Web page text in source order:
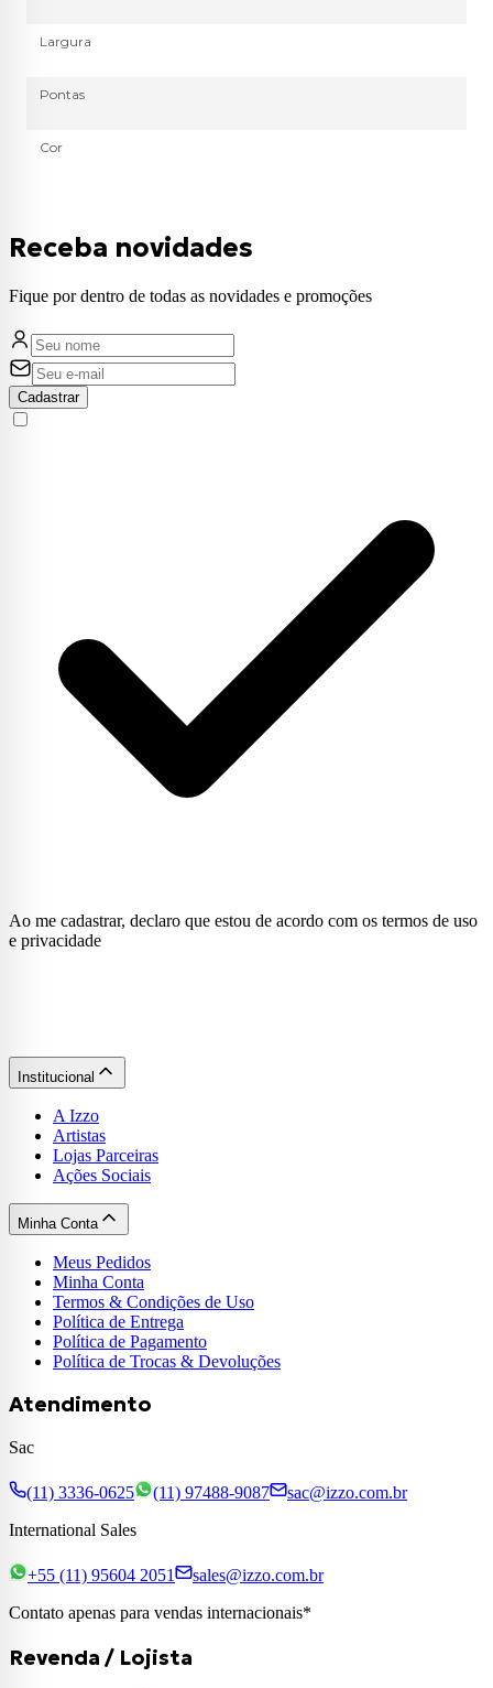
Largura
Pontas
Cor
Receba novidades
Fique por dentro de todas as novidades e promoções
Cadastrar
Ao me cadastrar, declaro que estou de acordo com os termos de uso
e privacidade
Institucional
A Izzo
Artistas
Lojas Parceiras
Ações Sociais
Minha Conta
Meus Pedidos
Minha Conta
Termos & Condições de Uso
Política de Entrega
Política de Pagamento
Política de Trocas & Devoluções
Atendimento
Sac
(11) 3336-0625 (11) 97488-9087
sac@izzo.com.br
International Sales
+55 (11) 95604 2051
sales@izzo.com.br
Contato apenas para vendas internacionais*
Revenda / Lojista